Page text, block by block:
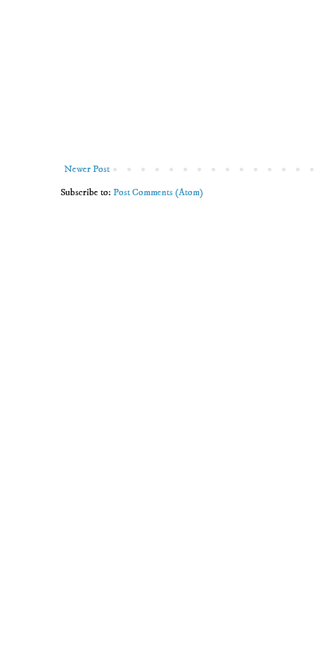
Newer Post
Subscribe to: Post Comments (Atom)